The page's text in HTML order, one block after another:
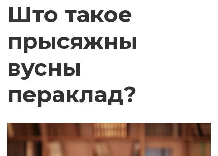
Што такое
прысяжны
вусны
пераклад?